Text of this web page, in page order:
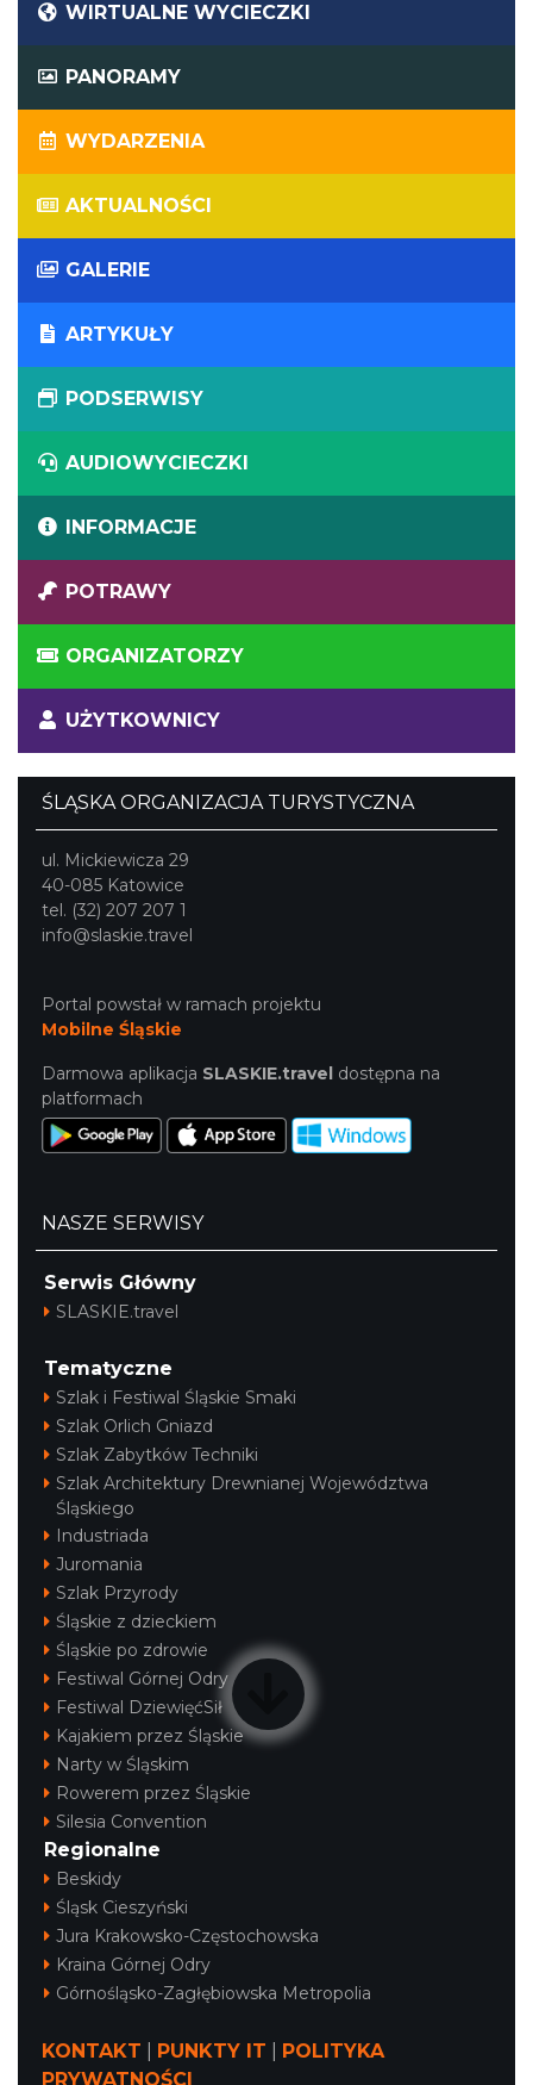
WIRTUALNE WYCIECZKI
PANORAMY
WYDARZENIA
AKTUALNOŚCI
GALERIE
ARTYKUŁY
PODSERWISY
AUDIOWYCIECZKI
INFORMACJE
POTRAWY
ORGANIZATORZY
UŻYTKOWNICY
ŚLĄSKA ORGANIZACJA TURYSTYCZNA
ul. Mickiewicza 29
40-085 Katowice
tel. (32) 207 207 1
info@slaskie.travel
Portal powstał w ramach projektu
Mobilne Śląskie
Darmowa aplikacja SLASKIE.travel dostępna na
platformach
NASZE SERWISY
Serwis Główny
SLASKIE.travel
Tematyczne
Szlak i Festiwal Śląskie Smaki
Szlak Orlich Gniazd
Szlak Zabytków Techniki
Szlak Architektury Drewnianej Województwa
Śląskiego
Industriada
Juromania
Szlak Przyrody
Śląskie z dzieckiem
Śląskie po zdrowie
Festiwal Górnej Odry
Festiwal DziewięćSił
Kajakiem przez Śląskie
Narty w Śląskim
Rowerem przez Śląskie
Silesia Convention
Regionalne
Beskidy
Śląsk Cieszyński
Jura Krakowsko-Częstochowska
Kraina Górnej Odry
Górnośląsko-Zagłębiowska Metropolia
KONTAKT PUNKTY IT
POLITYKA
PRYWATNOŚCI